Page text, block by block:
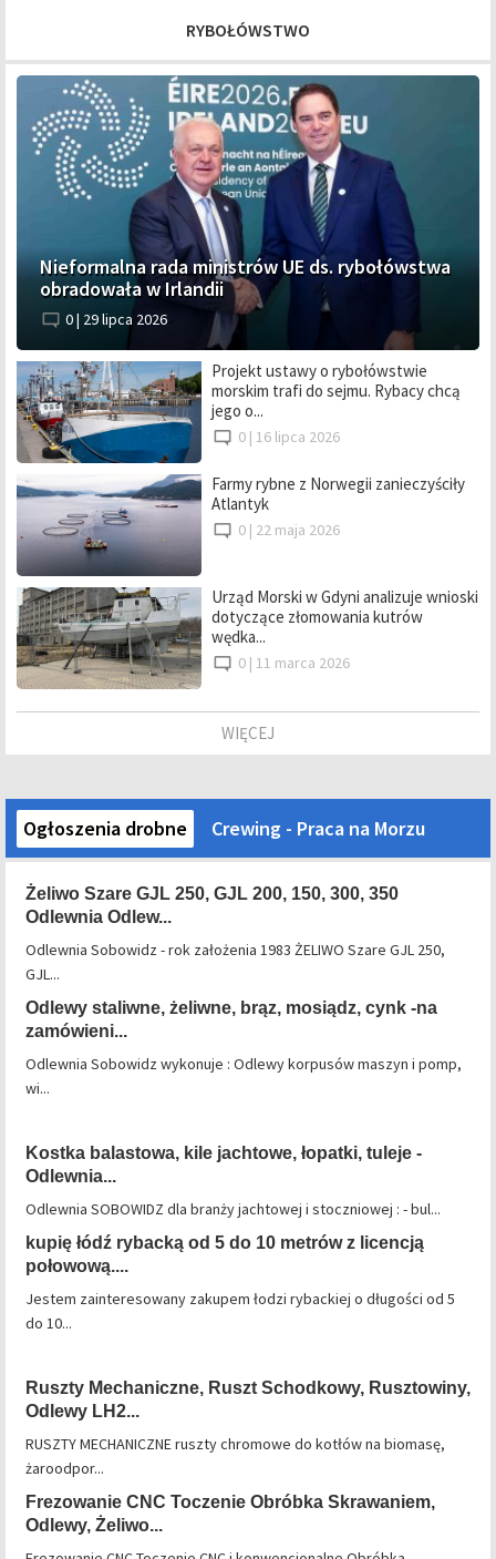
RYBOŁÓWSTWO
Nieformalna rada ministrów UE ds. rybołówstwa
obradowała w Irlandii
0 | 29 lipca 2026
Projekt ustawy o rybołówstwie
morskim trafi do sejmu. Rybacy chcą
jego o...
0 | 16 lipca 2026
Farmy rybne z Norwegii zanieczyściły
Atlantyk
0 | 22 maja 2026
Urząd Morski w Gdyni analizuje wnioski
dotyczące złomowania kutrów
wędka...
0 | 11 marca 2026
WIĘCEJ
Ogłoszenia drobne Crewing - Praca na Morzu
Żeliwo Szare GJL 250, GJL 200, 150, 300, 350
Odlewnia Odlew...
Odlewnia Sobowidz - rok założenia 1983 ŻELIWO Szare GJL 250,
GJL...
Odlewy staliwne, żeliwne, brąz, mosiądz, cynk -na
zamówieni...
Odlewnia Sobowidz wykonuje : Odlewy korpusów maszyn i pomp,
wi...
Kostka balastowa, kile jachtowe, łopatki, tuleje -
Odlewnia...
Odlewnia SOBOWIDZ dla branży jachtowej i stoczniowej : - bul...
kupię łódź rybacką od 5 do 10 metrów z licencją
połowową....
Jestem zainteresowany zakupem łodzi rybackiej o długości od 5
do 10...
Ruszty Mechaniczne, Ruszt Schodkowy, Rusztowiny,
Odlewy LH2...
RUSZTY MECHANICZNE ruszty chromowe do kotłów na biomasę,
żaroodpor...
Frezowanie CNC Toczenie Obróbka Skrawaniem,
Odlewy, Żeliwo...